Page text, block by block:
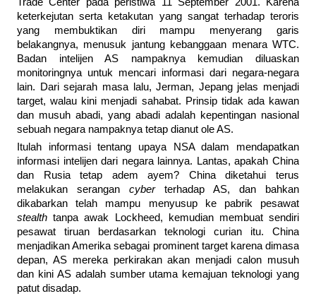
Trade Center pada peristiwa 11 September 2001. Karena
keterkejutan serta ketakutan yang sangat terhadap teroris
yang membuktikan diri mampu menyerang garis
belakangnya, menusuk jantung kebanggaan menara WTC.
Badan intelijen AS nampaknya kemudian diluaskan
monitoringnya untuk mencari informasi dari negara-negara
lain. Dari sejarah masa lalu, Jerman, Jepang jelas menjadi
target, walau kini menjadi sahabat. Prinsip tidak ada kawan
dan musuh abadi, yang abadi adalah kepentingan nasional
sebuah negara nampaknya tetap dianut ole AS.
Itulah informasi tentang upaya NSA dalam mendapatkan
informasi intelijen dari negara lainnya. Lantas, apakah China
dan Rusia tetap adem ayem? China diketahui terus
melakukan serangan cyberterhadap AS, dan bahkan
dikabarkan telah mampu menyusup ke pabrik pesawat
stealth tanpa awak Lockheed, kemudian membuat sendiri
pesawat tiruan berdasarkan teknologi curian itu. China
menjadikan Amerika sebagai prominent target karena dimasa
depan, AS mereka perkirakan akan menjadi calon musuh
dan kini AS adalah sumber utama kemajuan teknologi yang
patut disadap.